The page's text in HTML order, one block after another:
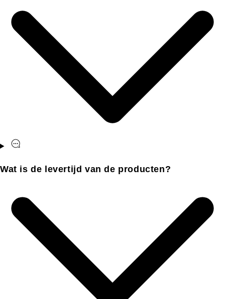
Wat is de levertijd van de producten?